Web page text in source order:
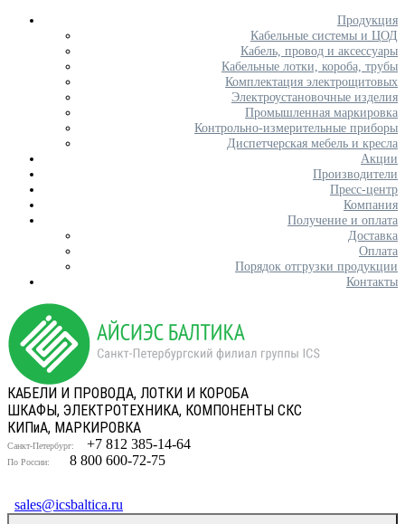
Продукция
Кабельные системы и ЦОД
Кабель, провод и аксессуары
Кабельные лотки, короба, трубы
Комплектация электрощитовых
Электроустановочные изделия
Промышленная маркировка
Контрольно-измерительные приборы
Диспетчерская мебель и кресла
Акции
Производители
Пресс-центр
Компания
Получение и оплата
Доставка
Оплата
Порядок отгрузки продукции
Контакты
КАБЕЛИ И ПРОВОДА, ЛОТКИ И КОРОБА
ШКАФЫ, ЭЛЕКТРОТЕХНИКА, КОМПОНЕНТЫ СКС
КИПиА, МАРКИРОВКА
Санкт-Петербург: +7 812 385-14-64
По России: 8 800 600-72-75
sales@icsbaltica.ru